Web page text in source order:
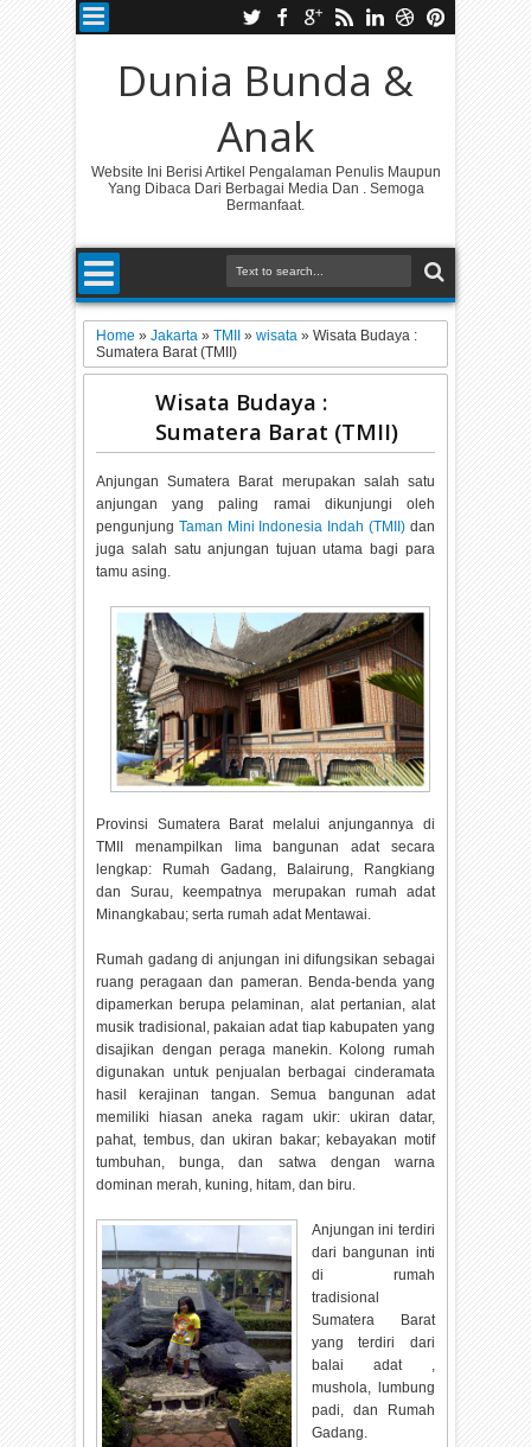
Dunia Bunda &
Anak
Website Ini Berisi Artikel Pengalaman Penulis Maupun
Yang Dibaca Dari Berbagai Media Dan . Semoga
Bermanfaat.
Home»Jakarta»TMII»wisata»Wisata Budaya :
Sumatera Barat (TMII)
Wisata Budaya :
Sumatera Barat (TMII)
Anjungan Sumatera Barat merupakan salah satu
anjungan yang paling ramai dikunjungi oleh
pengunjungTaman Mini Indonesia Indah (TMII)dan
juga salah satu anjungan tujuan utama bagi para
tamu asing.
Provinsi Sumatera Barat melalui anjungannya di
TMII menampilkan lima bangunan adat secara
lengkap: Rumah Gadang, Balairung, Rangkiang
dan Surau, keempatnya merupakan rumah adat
Minangkabau; serta rumah adat Mentawai.
Rumah gadang di anjungan ini difungsikan sebagai
ruang peragaan dan pameran. Benda-benda yang
dipamerkan berupa pelaminan, alat pertanian, alat
musik tradisional, pakaian adat tiap kabupaten yang
disajikan dengan peraga manekin. Kolong rumah
digunakan untuk penjualan berbagai cinderamata
hasil kerajinan tangan. Semua bangunan adat
memiliki hiasan aneka ragam ukir: ukiran datar,
pahat, tembus, dan ukiran bakar; kebayakan motif
tumbuhan, bunga, dan satwa dengan warna
dominan merah, kuning, hitam, dan biru.
Anjungan ini terdiri
dari bangunan inti
di rumah
tradisional
Sumatera Barat
yang terdiri dari
balai adat ,
mushola, lumbung
padi, dan Rumah
Gadang.